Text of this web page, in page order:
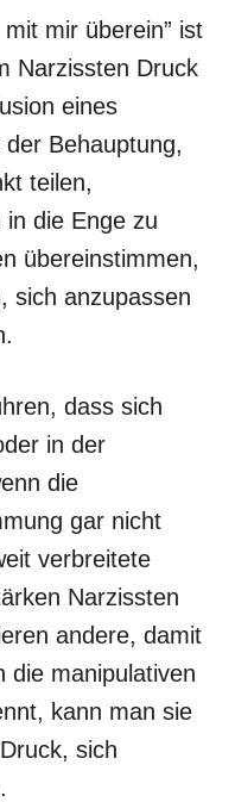
mir überein” ist
Narzissten Druck
eines
Behauptung,
teilen,
die Enge zu
übereinstimmen,
sich anzupassen
dass sich
in der
die
gar nicht
verbreitete
Narzissten
andere, damit
die manipulativen
kann man sie
sich